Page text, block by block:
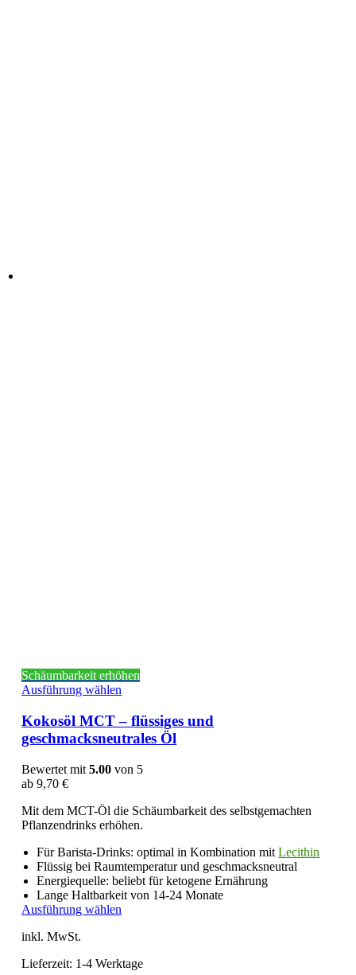
Schäumbarkeit erhöhen
Ausführung wählen
weist
mehrere
Varianten
Die
können
auf
der
Produktseite
gewählt
werden
Kokosöl MCT – flüssiges und
geschmacksneutrales Öl
Bewertet mit5.00 von 5
ab9,70€
Mit dem MCT-Öl die Schäumbarkeit des selbstgemachten
Pflanzendrinks erhöhen.
Für Barista-Drinks: optimal in Kombination mitLecithin
Flüssig bei Raumtemperatur und geschmacksneutral
Energiequelle: beliebt für ketogene Ernährung
Lange Haltbarkeit von 14-24 Monate
Ausführung wählen
Varianten
inkl. MwSt.
Lieferzeit: 1-4 Werktage